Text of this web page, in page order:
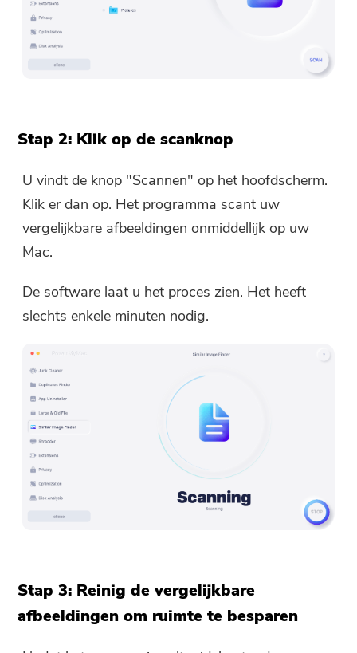
Stap 2: Klik op de scanknop
U vindt de knop "Scannen" op het hoofdscherm.
Klik er dan op. Het programma scant uw
vergelijkbare afbeeldingen onmiddellijk op uw
Mac.
De software laat u het proces zien. Het heeft
slechts enkele minuten nodig.
Stap 3: Reinig de vergelijkbare
afbeeldingen om ruimte te besparen